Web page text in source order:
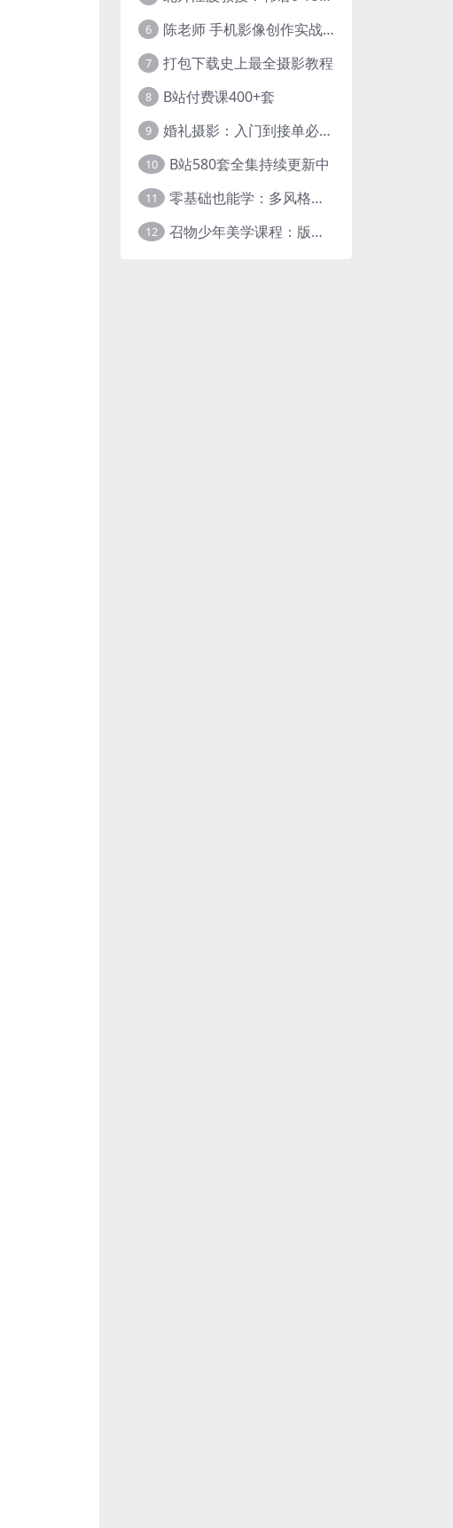
6 陈老师 手机影像创作实战课程：从入门到精通【完结】
7 打包下载史上最全摄影教程
8 B站付费课400+套
9 婚礼摄影：入门到接单必修课
10 B站580套全集持续更新中
11 零基础也能学：多风格人像摄影系统课
12 召物少年美学课程：版式与视觉第五期